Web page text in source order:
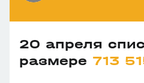
20 апреля
размере 713